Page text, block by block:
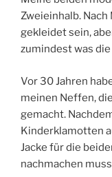
Zweieinhalb.
gekleidet sein,
zumindest was
Vor 30 Jahren
meinen Neffen,
gemacht.
Kinderklamotten
Jacke für die
nachmachen